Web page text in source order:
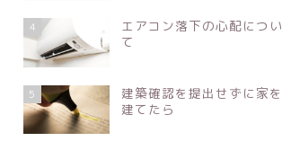
4
エアコン落下の心配につい
て
5
建築確認を提出せずに家を
建てたら